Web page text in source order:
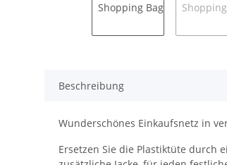
Beschreibung
Wunderschönes Einkaufsnetz in
Ersetzen Sie die Plastiktüte durch